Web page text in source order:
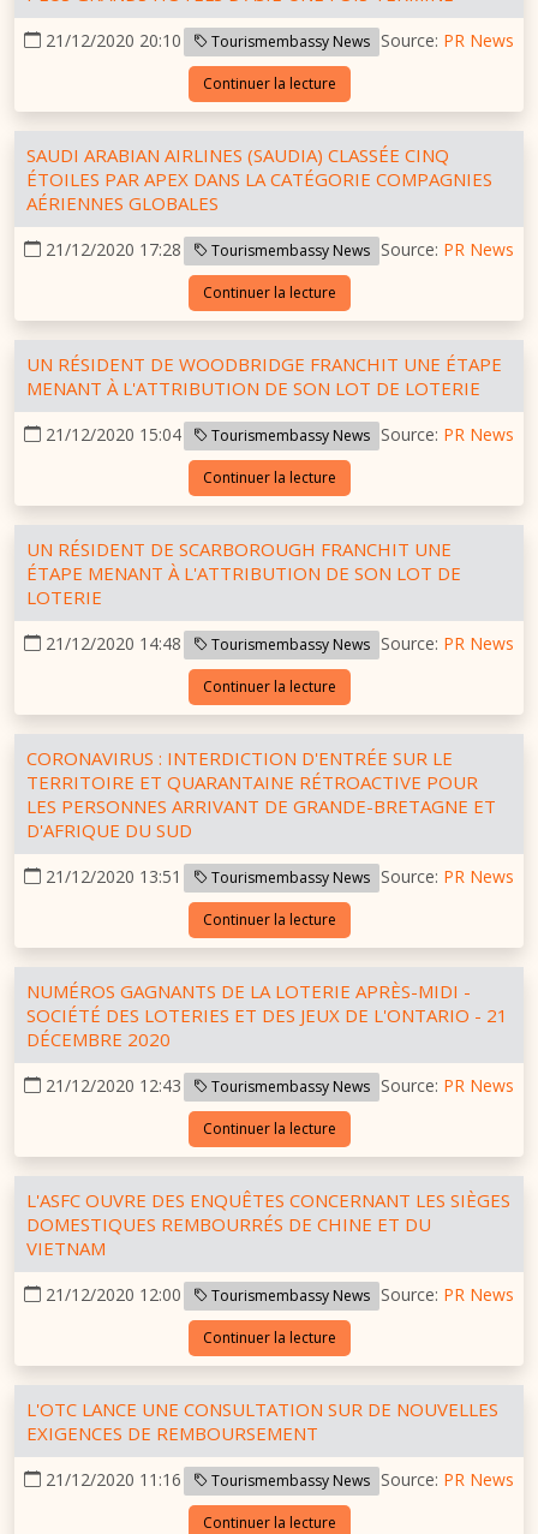
21/12/2020 20:10 Tourismembassy News Source: PR News
Continuer la lecture
SAUDI ARABIAN AIRLINES (SAUDIA) CLASSÉE CINQ
ÉTOILES PAR APEX DANS LA CATÉGORIE COMPAGNIES
AÉRIENNES GLOBALES
21/12/2020 17:28 Tourismembassy News Source: PR News
Continuer la lecture
UN RÉSIDENT DE WOODBRIDGE FRANCHIT UNE ÉTAPE
MENANT À L'ATTRIBUTION DE SON LOT DE LOTERIE
21/12/2020 15:04 Tourismembassy News Source: PR News
Continuer la lecture
UN RÉSIDENT DE SCARBOROUGH FRANCHIT UNE
ÉTAPE MENANT À L'ATTRIBUTION DE SON LOT DE
LOTERIE
21/12/2020 14:48 Tourismembassy News Source: PR News
Continuer la lecture
CORONAVIRUS : INTERDICTION D'ENTRÉE SUR LE
TERRITOIRE ET QUARANTAINE RÉTROACTIVE POUR
LES PERSONNES ARRIVANT DE GRANDE-BRETAGNE ET
D'AFRIQUE DU SUD
21/12/2020 13:51 Tourismembassy News Source: PR News
Continuer la lecture
NUMÉROS GAGNANTS DE LA LOTERIE APRÈS-MIDI -
SOCIÉTÉ DES LOTERIES ET DES JEUX DE L'ONTARIO - 21
DÉCEMBRE 2020
21/12/2020 12:43 Tourismembassy News Source: PR News
Continuer la lecture
L'ASFC OUVRE DES ENQUÊTES CONCERNANT LES SIÈGES
DOMESTIQUES REMBOURRÉS DE CHINE ET DU
VIETNAM
21/12/2020 12:00 Tourismembassy News Source: PR News
Continuer la lecture
L'OTC LANCE UNE CONSULTATION SUR DE NOUVELLES
EXIGENCES DE REMBOURSEMENT
21/12/2020 11:16 Tourismembassy News Source: PR News
Continuer la lecture